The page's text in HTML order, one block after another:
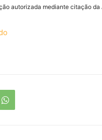
autorizada mediante citação da